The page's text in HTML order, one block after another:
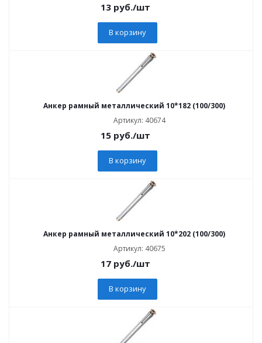
13руб./шт
В корзину
Анкер рамный металлический 10*182 (100/300)
Артикул: 40674
15руб./шт
В корзину
Анкер рамный металлический 10*202 (100/300)
Артикул: 40675
17руб./шт
В корзину